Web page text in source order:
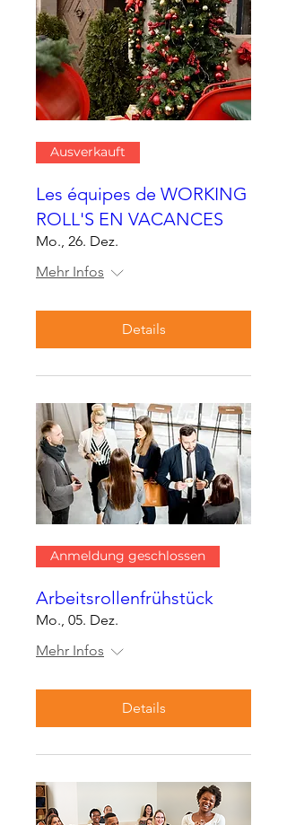
Ausverkauft
Les équipes de WORKING
ROLL'S EN VACANCES
Mo., 26. Dez.
Mehr Infos
Details
Anmeldung geschlossen
Arbeitsrollenfrühstück
Mo., 05. Dez.
Mehr Infos
Details